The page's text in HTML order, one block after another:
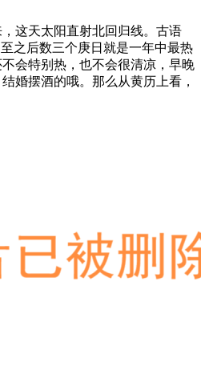
这天太阳直射北回归线。古语
之后数三个庚日就是一年中最热
会特别热，也不会很清凉，早晚
婚摆酒的哦。那么从黄历上看，